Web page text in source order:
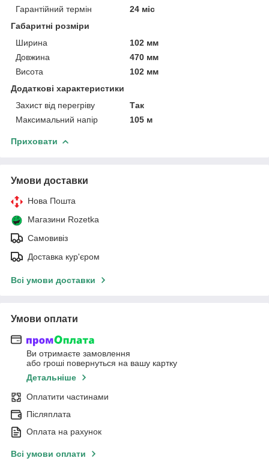
Гарантійний термін
24 міс
Габаритні розміри
Ширина
102 мм
Довжина
470 мм
Висота
102 мм
Додаткові характеристики
Захист від перегріву
Так
Максимальний напір
105 м
Приховати
Умови доставки
Нова Пошта
Магазини Rozetka
Самовивіз
Доставка кур'єром
Всі умови доставки
Умови оплати
Ви отримаєте замовлення
або гроші повернуться на вашу картку
Детальніше
Оплатити частинами
Післяплата
Оплата на рахунок
Всі умови оплати